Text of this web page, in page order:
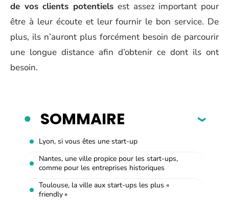
de vos clients potentiels est assez important pour
être à leur écoute et leur fournir le bon service. De
plus, ils n’auront plus forcément besoin de parcourir
une longue distance afin d’obtenir ce dont ils ont
besoin.
SOMMAIRE
Lyon, si vous êtes une start-up
Nantes, une ville propice pour les start-ups,
comme pour les entreprises historiques
Toulouse, la ville aux start-ups les plus «
friendly »